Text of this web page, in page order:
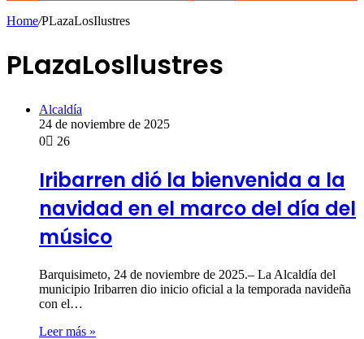
Home/PLazaLosIlustres
PLazaLosIlustres
Alcaldía
24 de noviembre de 2025
0
26
Iribarren dió la bienvenida a la
navidad en el marco del día del
músico
Barquisimeto, 24 de noviembre de 2025.– La Alcaldía del
municipio Iribarren dio inicio oficial a la temporada navideña
con el…
Leer más »